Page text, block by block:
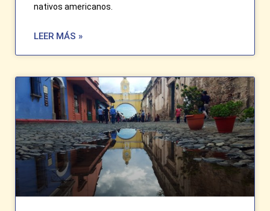
nativos americanos.
LEER MÁS »